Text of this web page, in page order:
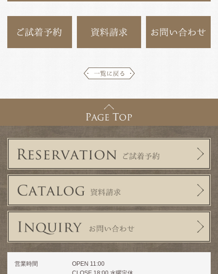
営業時間
OPEN 11:00